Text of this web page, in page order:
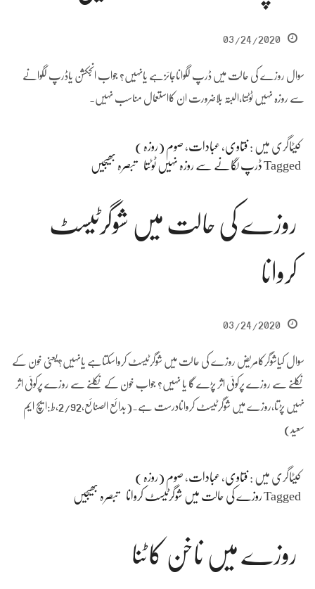
03/24/2020
سوال روزے کی حالت میں ڈرپ لگواناجائزہے یانہیں؟ جواب انجکشن یاڈرپ لگوانے
سے روزہ نہیں ٹوٹتا،البتہ بلاضرورت ان کااستعمال مناسب نہیں۔
کیٹاگری میں : فتاوی، عبادات، صوم (روزہ )
Taggedڈرپ لگانے سے روزہ نہیں ٹوٹتا تبصرہ بھیجیں
روزے کی حالت میں شوگرٹیسٹ
کروانا
03/24/2020
سوال کیاشوگرکامریض روزے کی حالت میں شوگرٹیسٹ کرواسکتاہے یانہیں؟یعنی خون کے
نکلنے سے روزے پرکوئی اثر پڑے گا یا نہیں؟ جواب خون کے نکلنے سے روزے پرکوئی اثر
نہیں پڑتا،روزے میں شوگرٹیسٹ کروانادرست ہے۔(بدائع الصنائع،2/92،ط:ایچ ایم
سعید)
کیٹاگری میں : فتاوی، عبادات، صوم (روزہ )
Taggedروزے کی حالت میں شوگرٹیسٹ کروانا تبصرہ بھیجیں
روزے میں ناخن کاٹنا